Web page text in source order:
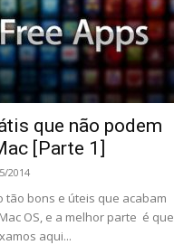
que não podem
[Parte 1]
2014
tão bons e úteis que acabam
OS, e a melhor parte é que
aqui...